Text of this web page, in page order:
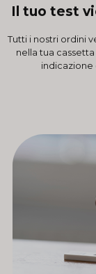
Il tuo test
Tutti i nostri ordini
nella tua
indicazione